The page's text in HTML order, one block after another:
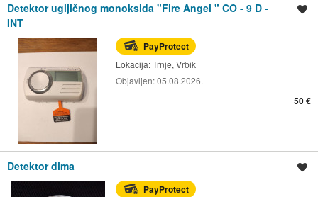
Detektor ugljičnog monoksida "Fire Angel " CO - 9 D -
INT
PayProtect
Lokacija:Trnje, Vrbik
Objavljen:05.08.2026.
50 €
Detektor dima
PayProtect